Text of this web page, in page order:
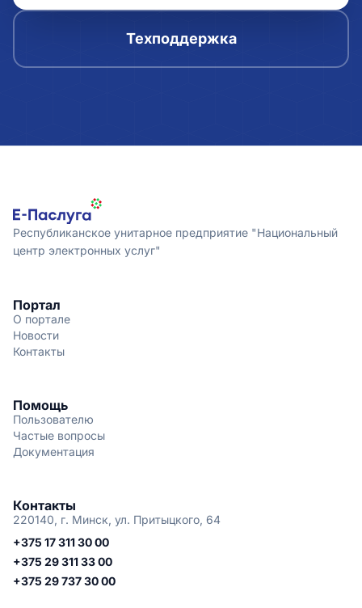
Техподдержка
Республиканское унитарное предприятие "Национальный
центр электронных услуг"
Портал
О портале
Новости
Контакты
Помощь
Пользователю
Частые вопросы
Документация
Контакты
220140, г. Минск, ул. Притыцкого, 64
+375 17 311 30 00
+375 29 311 33 00
+375 29 737 30 00